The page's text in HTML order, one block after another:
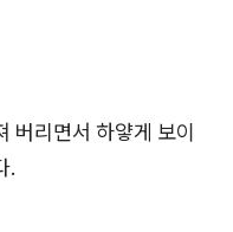
버리면서 하얗게 보이
.